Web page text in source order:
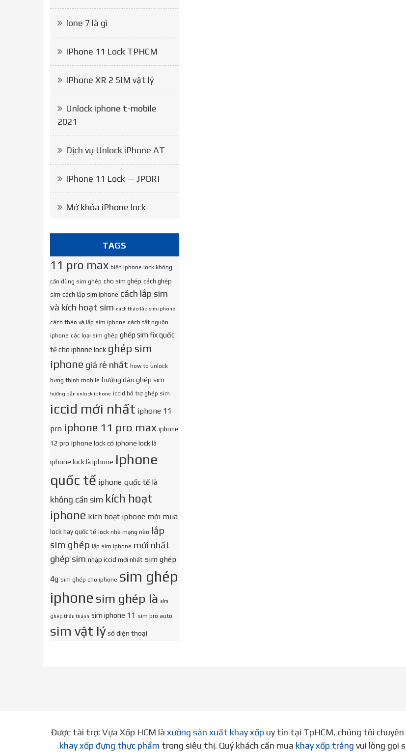
Ione 7 là gì
IPhone 11 Lock TPHCM
IPhone XR 2 SIM vật lý
Unlock iphone t-mobile
2021
Dịch vụ Unlock iPhone AT
IPhone 11 Lock — JPORI
Mở khóa iPhone lock
TAGS
11 pro max biến iphone lock không
cần dùng sim ghép cho sim ghép cách ghép
sim cách lắp sim iphone cách lắp sim
và kích hoạt sim cách tháo lắp sim iphone
cách tháo và lắp sim iphone cách tắt nguồn
iphone các loại sim ghép ghép sim fix quốc
tế cho iphone lock ghép sim
iphone giá rẻ nhất how to unlock
hưng thịnh mobile hướng dẫn ghép sim
hướng dẫn unlock iphone iccid hổ trợ ghép sim
iccid mới nhất iphone 11
pro iphone 11 pro max iphone
12 pro iphone lock có iphone lock là
iphone lock là iphone iphone
quốc tế iphone quốc tế là
không cần sim kích hoạt
iphone kích hoạt iphone mới mua
lock hay quốc tế lock nhà mạng nào lắp
sim ghép lắp sim iphone mới nhất
ghép sim nhập iccid mới nhất sim ghép
4g sim ghép cho iphone sim ghép
iphone sim ghép là sim
ghép thần thánh sim iphone 11 sim pro auto
sim vật lý số điện thoại
Được tài trợ: Vựa Xốp HCM là xưởng sản xuất khay xốp uy tín tại TpHCM, chúng tôi chuyên
khay xốp đựng thực phẩm trong siêu thị. Quý khách cần mua khay xốp trắng vui lòng gọi